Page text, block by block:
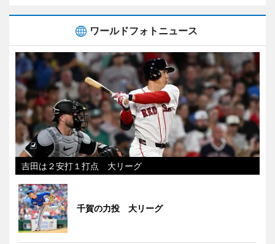
ワールドフォトニュース
吉田は２安打１打点 大リーグ
千賀の力投 大リーグ